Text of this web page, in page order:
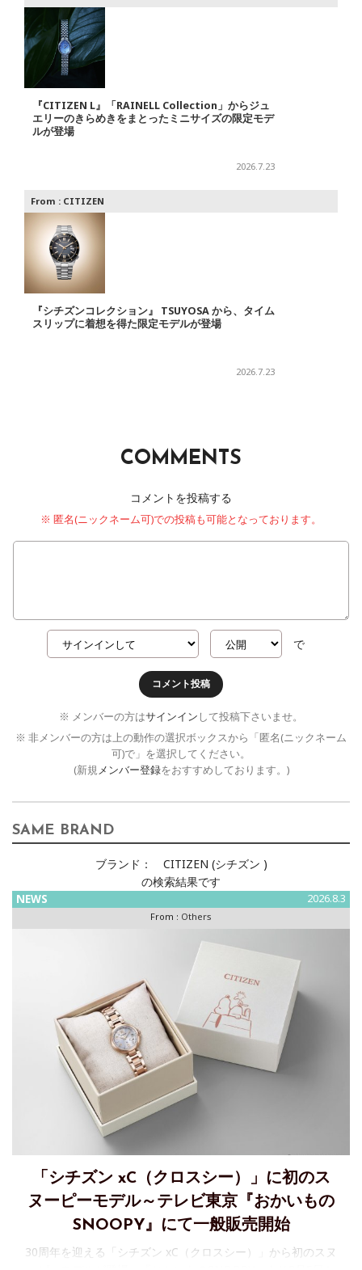
『CITIZEN L』「RAINELL Collection」からジュ
エリーのきらめきをまとったミニサイズの限定モデ
ルが登場
2026.7.23
From : CITIZEN
『シチズンコレクション』 TSUYOSA から、タイム
スリップに着想を得た限定モデルが登場
2026.7.23
COMMENTS
コメントを投稿する
※ 匿名(ニックネーム可)での投稿も可能となっております。
で
コメント投稿
※ メンバーの方はサインイン して投稿下さいませ。
※ 非メンバーの方は上の動作の選択ボックスから「匿名(ニックネーム
可)で」を選択してください。
(新規メンバー登録をおすすめしております。)
SAME BRAND
ブランド：
CITIZEN (シチズン )
の検索結果です
NEWS 2026.8.3
From : Others
「シチズン xC（クロスシー）」に初のス
ヌーピーモデル～テレビ東京『おかいもの
SNOOPY』にて一般販売開始
30周年を迎える「シチズン xC（クロスシー）」から初のスヌ